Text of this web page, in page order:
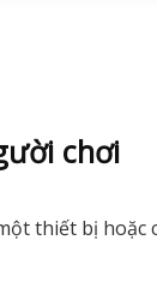
chơi
thiết bị hoặc